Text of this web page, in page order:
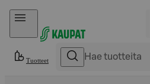
Hyppää sisältöön
Tuotteet